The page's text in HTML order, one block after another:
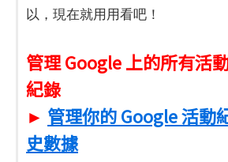
以，現在就用用看吧！
管理 Google 上的所有活
紀錄
► 管理你的 Google 活動
史數據